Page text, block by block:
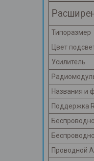
Типоразмер
Цвет
Усилитель
Названия и
Поддержка
Проводной